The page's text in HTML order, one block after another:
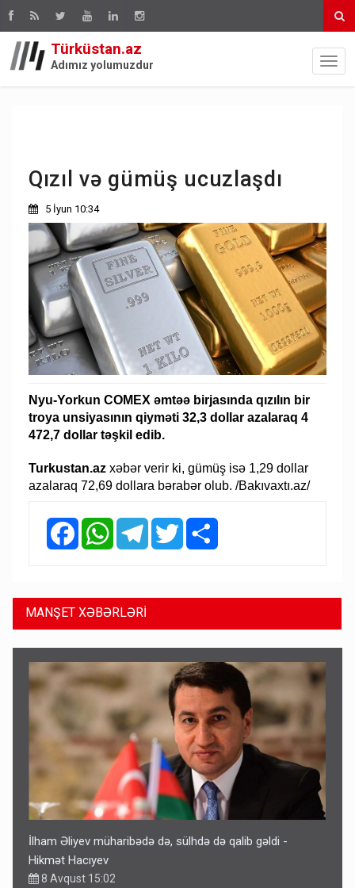
Türküstan.az
Adımız yolumuzdur
Qızıl və gümüş ucuzlaşdı
5 İyun 10:34
Nyu-Yorkun COMEX əmtəə birjasında qızılın bir
troya unsiyasının qiyməti 32,3 dollar azalaraq 4
472,7 dollar təşkil edib.
Turkustan.azxəbər verir ki, gümüş isə 1,29 dollar
azalaraq 72,69 dollara bərabər olub. /Bakıvaxtı.az/
FacebookWhatsAppTelegramTwitter
MANŞET XƏBƏRLƏRİ
İlham Əliyev müharibədə də, sülhdə də qalib gəldi -
Hikmət Hacıyev
8 Avqust 15:02